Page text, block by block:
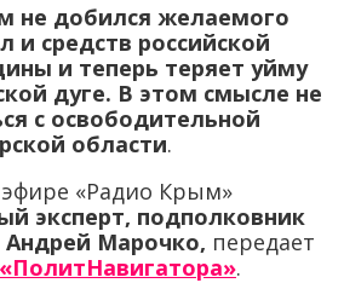
не добился желаемого
и средств российской
и теперь теряет уйму
дуге. В этом смысле не
с освободительной
области.
«Радио Крым»
эксперт, подполковник
Андрей Марочко, передает
«ПолитНавигатора».